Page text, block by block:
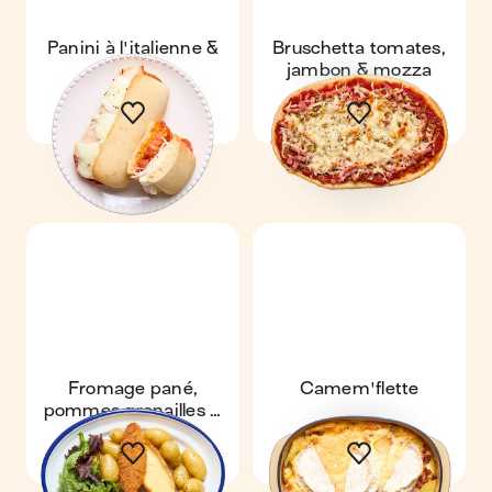
Panini à l'italienne &
poulet
Bruschetta tomates,
jambon & mozza
Fromage pané,
pommes grenailles &
salade
Camem'flette